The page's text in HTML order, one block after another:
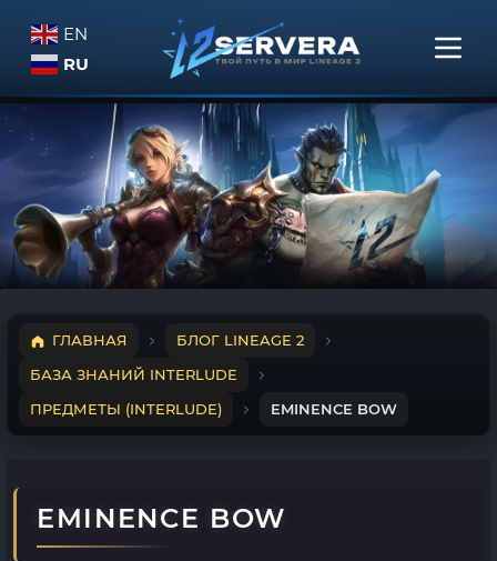
EN
RU
ГЛАВНАЯ
БЛОГ LINEAGE 2
БАЗА ЗНАНИЙ INTERLUDE
ПРЕДМЕТЫ (INTERLUDE)
EMINENCE BOW
EMINENCE BOW